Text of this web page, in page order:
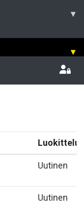
▾
▾
Luokittelu
Uutinen
Uutinen